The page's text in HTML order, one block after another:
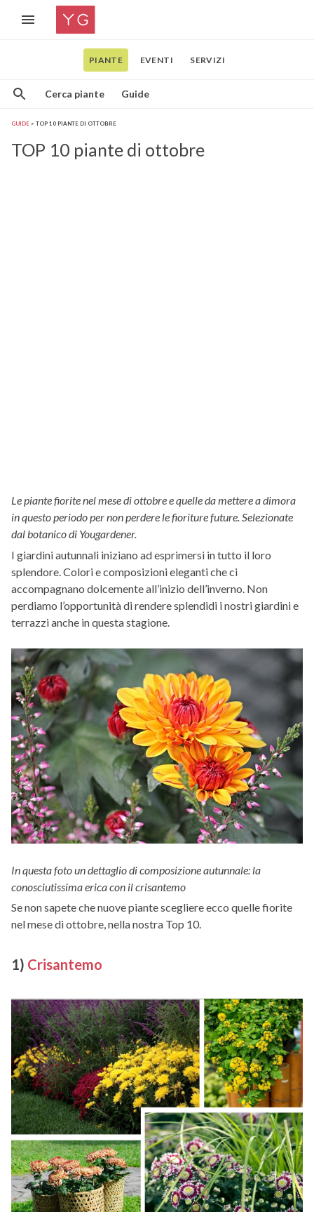
PIANTE EVENTI SERVIZI
Cerca piante Guide
GUIDE TOP 10 PIANTE DI OTTOBRE
TOP 10 piante di ottobre
Le piante fiorite nel mese di ottobre e quelle da mettere a dimora
in questo periodo per non perdere le fioriture future. Selezionate
dal botanico di Yougardener.
I giardini autunnali iniziano ad esprimersi in tutto il loro
splendore. Colori e composizioni eleganti che ci
accompagnano dolcemente all’inizio dell’inverno. Non
perdiamo l’opportunità di rendere splendidi i nostri giardini e
terrazzi anche in questa stagione.
In questa foto un dettaglio di composizione autunnale: la
conosciutissima erica con il crisantemo
Se non sapete che nuove piante scegliere ecco quelle fiorite
nel mese di ottobre, nella nostra Top 10.
1) Crisantemo